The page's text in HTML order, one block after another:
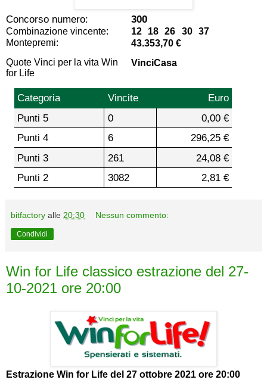
Concorso numero: 300
Combinazione vincente:
12 18 26 30 37
Montepremi:
43.353,70 €
Quote Vinci per la vita Win
for Life
VinciCasa
Categoria Vincite
Euro
Punti 5
0
0,00 €
Punti 4
6
296,25 €
Punti 3
261
24,08 €
Punti 2
3082 2,81 €
bitfactory alle 20:30 Nessun commento:
Condividi
Win for Life classico estrazione del 27-
10-2021 ore 20:00
Estrazione Win for Life del 27 ottobre 2021 ore 20:00